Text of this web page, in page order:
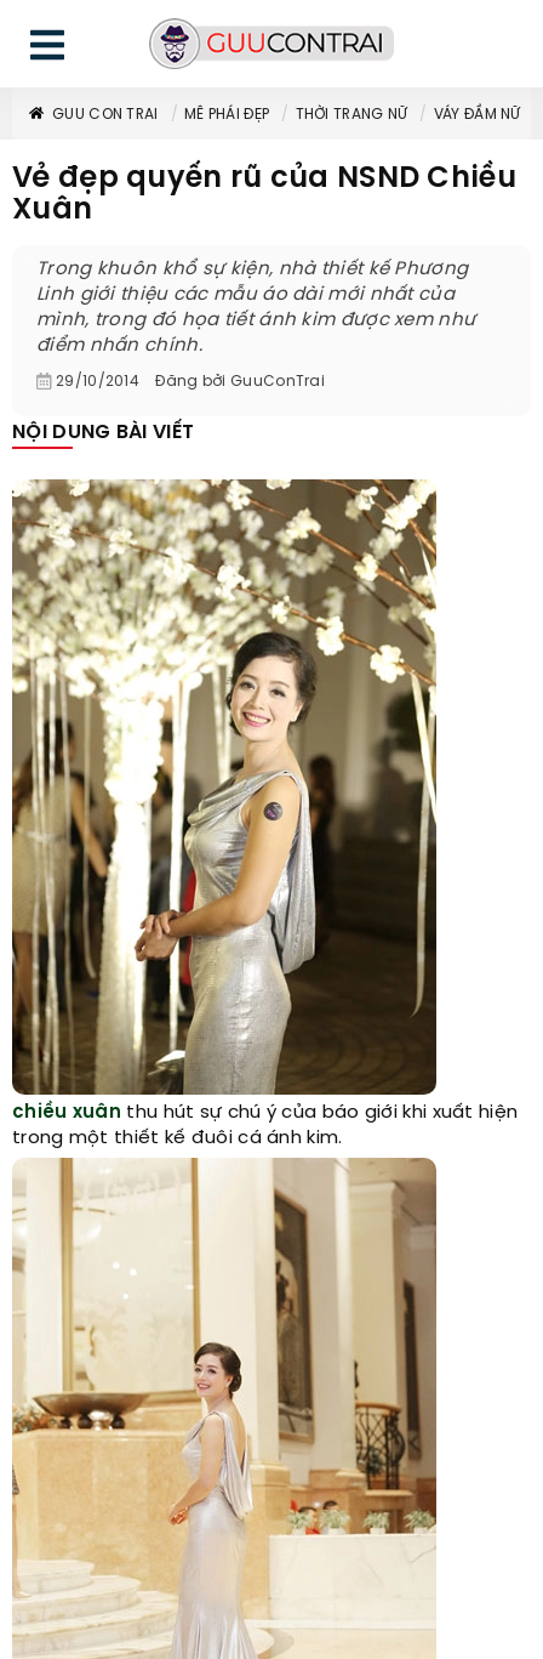
GUU CON TRAI MÊ PHÁI ĐẸP THỜI TRANG NỮ VÁY ĐẦM NỮ
Vẻ đẹp quyến rũ của NSND Chiều
Xuân
Trong khuôn khổ sự kiện, nhà thiết kế Phương
Linh giới thiệu các mẫu áo dài mới nhất của
mình, trong đó họa tiết ánh kim được xem như
điểm nhấn chính.
29/10/2014 Đăng bởi GuuConTrai
NỘI DUNG BÀI VIẾT
chiều xuân thu hút sự chú ý của báo giới khi xuất hiện
trong một thiết kế đuôi cá ánh kim.